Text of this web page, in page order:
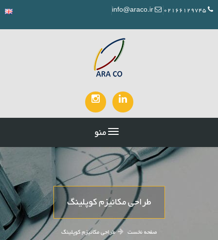
منو
طراحی مکانیزم کوپلینگ
صفحه نخست طراحی مکانیزم کوپلینگ